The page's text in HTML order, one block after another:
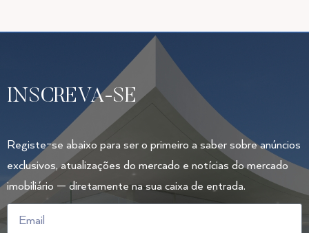
INSCREVA-SE
Registe-se abaixo para ser o primeiro a saber sobre anúncios
exclusivos, atualizações do mercado e notícias do mercado
imobiliário — diretamente na sua caixa de entrada.